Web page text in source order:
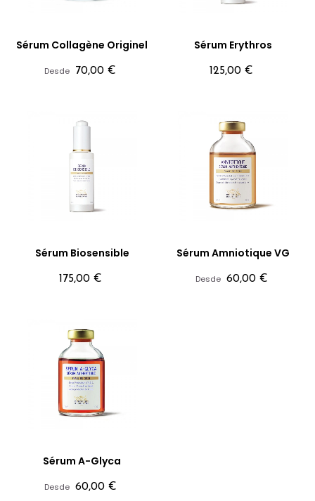
Sérum Collagène Originel
Desde Precio
70,00 €
Sérum Erythros
Precio
125,00 €
Sérum Biosensible
Precio
175,00 €
Sérum Amniotique VG
Desde Precio
60,00 €
Sérum A-Glyca
Desde Precio
60,00 €